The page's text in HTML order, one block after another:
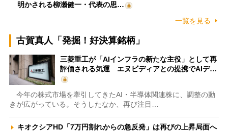
明かされる柳瀬健一・代表の思…
一覧を見る
古賀真人「発掘！好決算銘柄」
三菱重工が「AIインフラの新たな主役」として再
評価される気運 エヌビディアとの提携でAIデ…
今年の株式市場を牽引してきたAI・半導体関連株に、調整の動
きが広がっている。そうしたなか、再び注目…
キオクシアHD「7万円割れからの急反発」は再びの上昇局面へ